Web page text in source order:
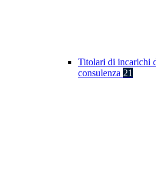
Titolari di incarichi
consulenza 21